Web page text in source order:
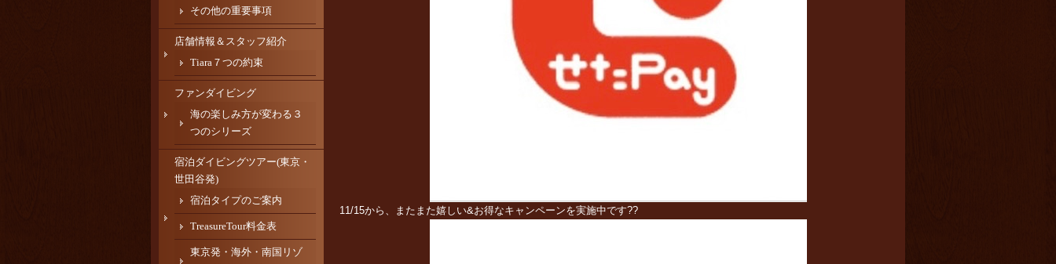
11/15から、またまた嬉しい&お得なキャンペーンを実施中です??
その他の重要事項
店舗情報＆スタッフ紹介
Tiara７つの約束
ファンダイビング
海の楽しみ方が変わる３
つのシリーズ
宿泊ダイビングツアー(東京・
世田谷発)
宿泊タイプのご案内
TreasureTour料金表
東京発・海外・南国リゾ